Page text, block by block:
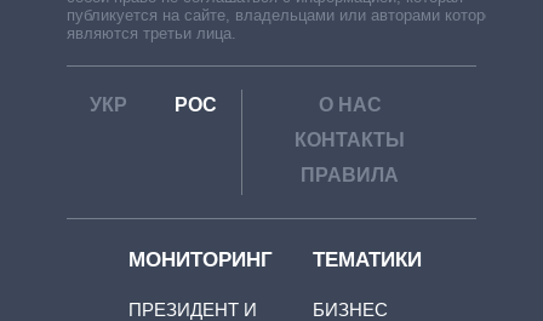
публикуется на сайте, владельцами или авторами которой
являются третьи лица.
УКР РОС
О НАС
КОНТАКТЫ
ПРАВИЛА
МОНИТОРИНГ
ПРЕЗИДЕНТ И
ТЕМАТИКИ
БИЗНЕС